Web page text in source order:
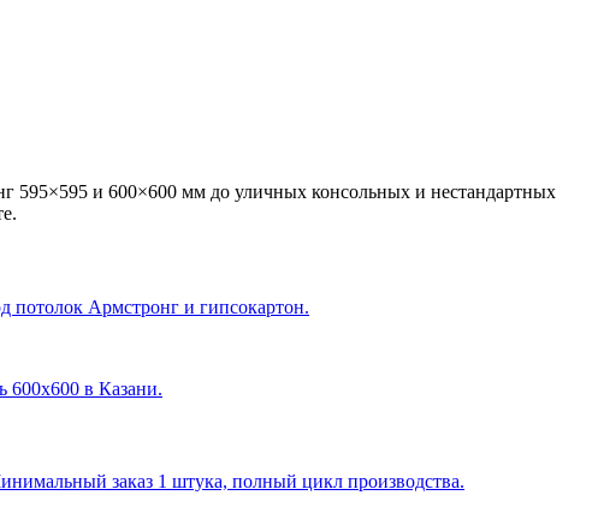
595×595 и 600×600 мм до уличных консольных и нестандартных
потолок Армстронг и гипсокартон.
600х600 в Казани.
заказ 1 штука, полный цикл производства.